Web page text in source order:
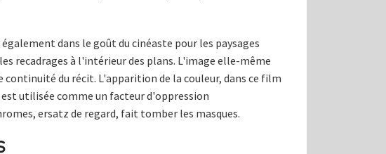
dans le goût du cinéaste pour les paysages
recadrages à l'intérieur des plans. L'image elle-même
du récit. L'apparition de la couleur, dans ce film
est utilisée comme un facteur d'oppression
ersatz de regard, fait tomber les masques.